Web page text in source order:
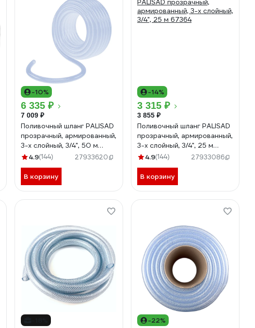
-10%
6 335 ₽
7 009 ₽
Поливочный шланг PALISAD
прозрачный, армированный,
3-х слойный, 3/4", 50 м
67365
4.9(144) 27933620
В корзину
-14%
3 315 ₽
3 855 ₽
Поливочный шланг PALISAD
прозрачный, армированный,
3-х слойный, 3/4", 25 м
67364
4.9(144) 27933086
В корзину
-22%